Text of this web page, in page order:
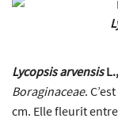
Lycopsis arvensis
Boraginaceae.
cm. Elle fleurit